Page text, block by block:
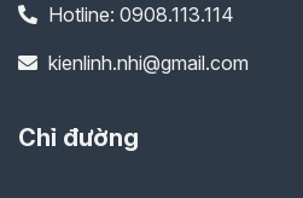
Hotline: 0908.113.114
kienlinh.nhi@gmail.com
Chỉ đường